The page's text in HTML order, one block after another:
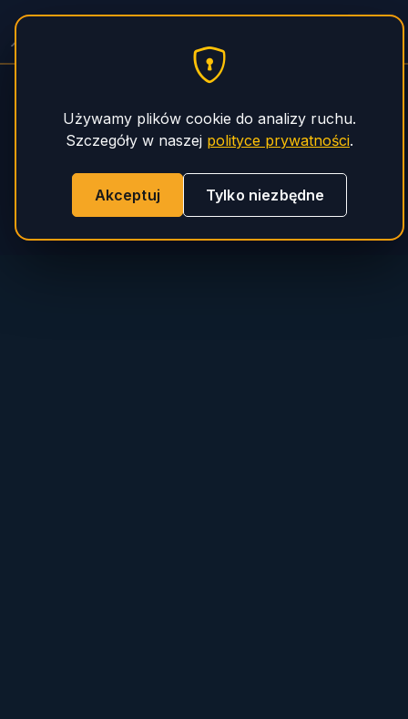
Używamy plików cookie do analizy ruchu.
Szczegóły w naszej polityce prywatności.
Akceptuj Tylko niezbędne